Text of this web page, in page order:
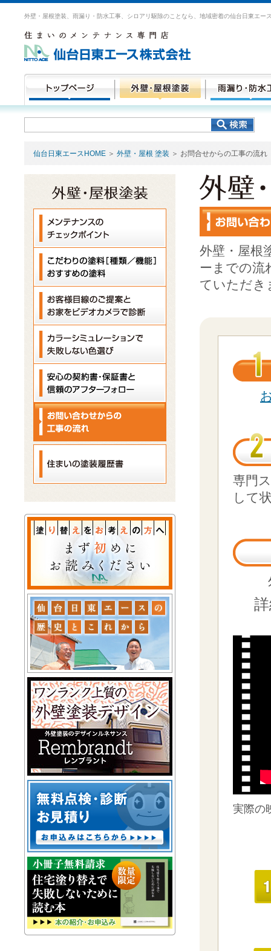
外壁・屋根塗装、雨漏り・防水工事、シロアリ駆除のことなら、地域密着の仙台日東エー
仙台日東エースHOME＞外壁・屋根 塗装＞ お問合せからの工事の流れ
外壁・屋根
ーまでの流
ていただき
専門
して
実際の